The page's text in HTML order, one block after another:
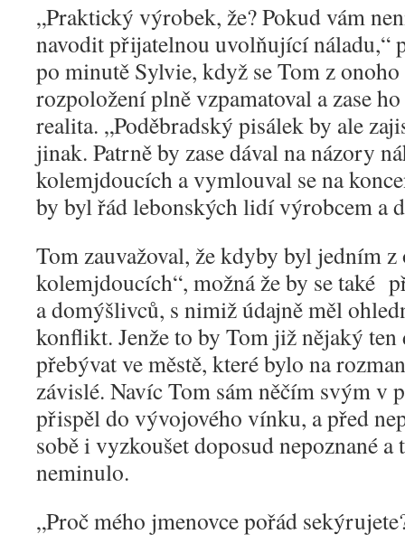
„Praktický výrobek, že? Pokud vám
navodit přijatelnou uvolňující náladu,“
po minutě Sylvie, když se Tom z
rozpoložení plně vzpamatoval a zase
realita. „Poděbradský pisálek by ale
jinak. Patrně by zase dával na názory
kolemjdoucích a vymlouval se na
by byl řád lebonských lidí výrobcem a
Tom zauvažoval, že kdyby byl jedním z
kolemjdoucích“, možná že by se také
a domýšlivců, s nimiž údajně měl
konflikt. Jenže to by Tom již nějaký
přebývat ve městě, které bylo na
závislé. Navíc Tom sám něčím svým v
přispěl do vývojového vínku, a před
sobě i vyzkoušet doposud nepoznané
neminulo.
„Proč mého jmenovce pořád